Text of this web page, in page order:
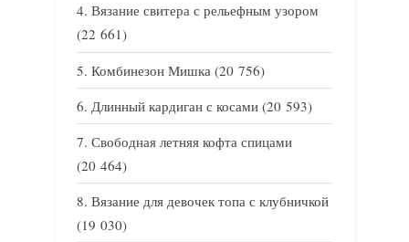
Вязание свитера с рельефным узором
(22 661)
Комбинезон Мишка (20 756)
Длинный кардиган с косами (20 593)
Свободная летняя кофта спицами
(20 464)
Вязание для девочек топа с клубничкой
(19 030)